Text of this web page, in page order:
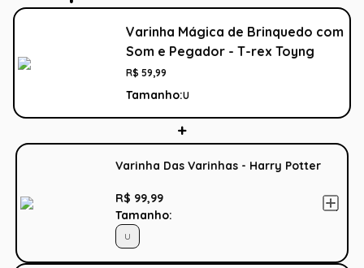
Varinha Mágica de Brinquedo com
Som e Pegador - T-rex Toyng
R$ 59,99
Tamanho:U
Varinha Das Varinhas - Harry Potter
R$ 99,99
Tamanho:
U